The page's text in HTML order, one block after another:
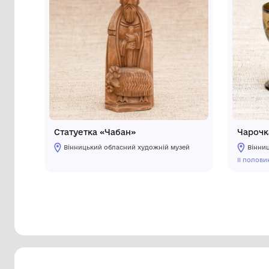
Інші предмети